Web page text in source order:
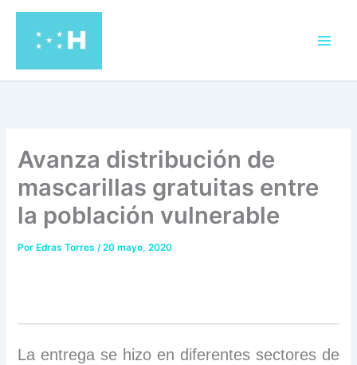
contenido
Avanza distribución de
mascarillas gratuitas entre
la población vulnerable
Por Edras Torres/20 mayo, 2020
La entrega se hizo en diferentes sectores de